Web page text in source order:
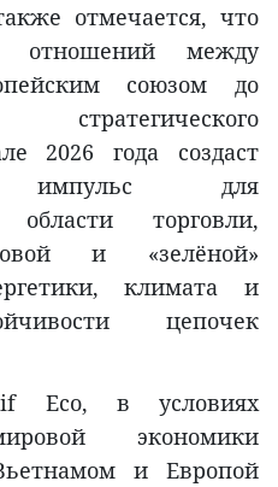
отмечается, что
отношений между
союзом до
2026 года создаст
импульс для
торговли,
и «зелёной»
климата и
цепочек
Eco, в условиях
экономики
и Европой